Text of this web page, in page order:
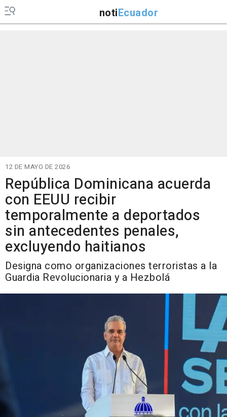
notiEcuador
12 DE MAYO DE 2026
República Dominicana acuerda
con EEUU recibir
temporalmente a deportados
sin antecedentes penales,
excluyendo haitianos
Designa como organizaciones terroristas a la
Guardia Revolucionaria y a Hezbolá